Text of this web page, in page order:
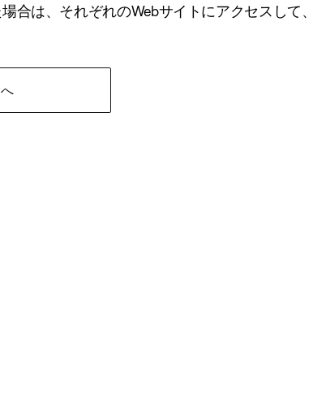
合は、それぞれのWebサイトにアクセスし